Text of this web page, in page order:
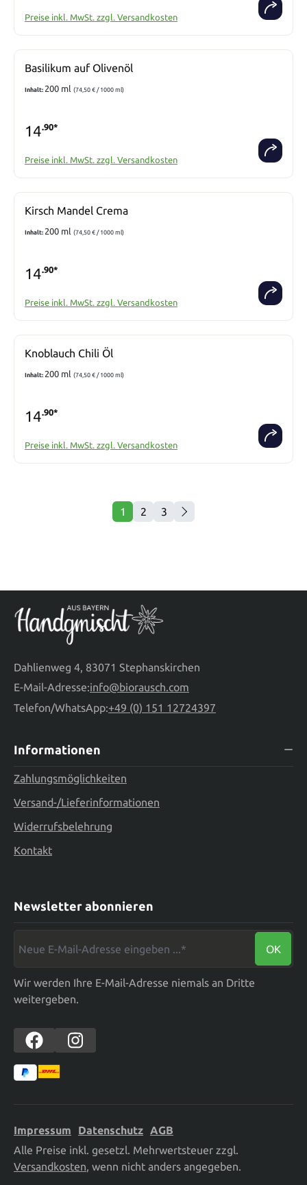
Preise inkl. MwSt. zzgl. Versandkosten
Basilikum auf Olivenöl
Inhalt: 200 ml (74,50 € / 1000 ml)
14.90*
Preise inkl. MwSt. zzgl. Versandkosten
Kirsch Mandel Crema
Inhalt: 200 ml (74,50 € / 1000 ml)
14.90*
Preise inkl. MwSt. zzgl. Versandkosten
Knoblauch Chili Öl
Inhalt: 200 ml (74,50 € / 1000 ml)
14.90*
Preise inkl. MwSt. zzgl. Versandkosten
Seite
1 Seite
2 Seite
3
Dahlienweg 4, 83071 Stephanskirchen
E-Mail-Adresse:info@biorausch.com
Telefon/WhatsApp:+49 (0) 151 12724397
Informationen
Zahlungsmöglichkeiten
Versand-/Lieferinformationen
Widerrufsbelehrung
Kontakt
Newsletter abonnieren
OK
Wir werden Ihre E-Mail-Adresse niemals an Dritte
weitergeben.
Impressum Datenschutz AGB
Alle Preise inkl. gesetzl. Mehrwertsteuer zzgl.
Versandkosten, wenn nicht anders angegeben.